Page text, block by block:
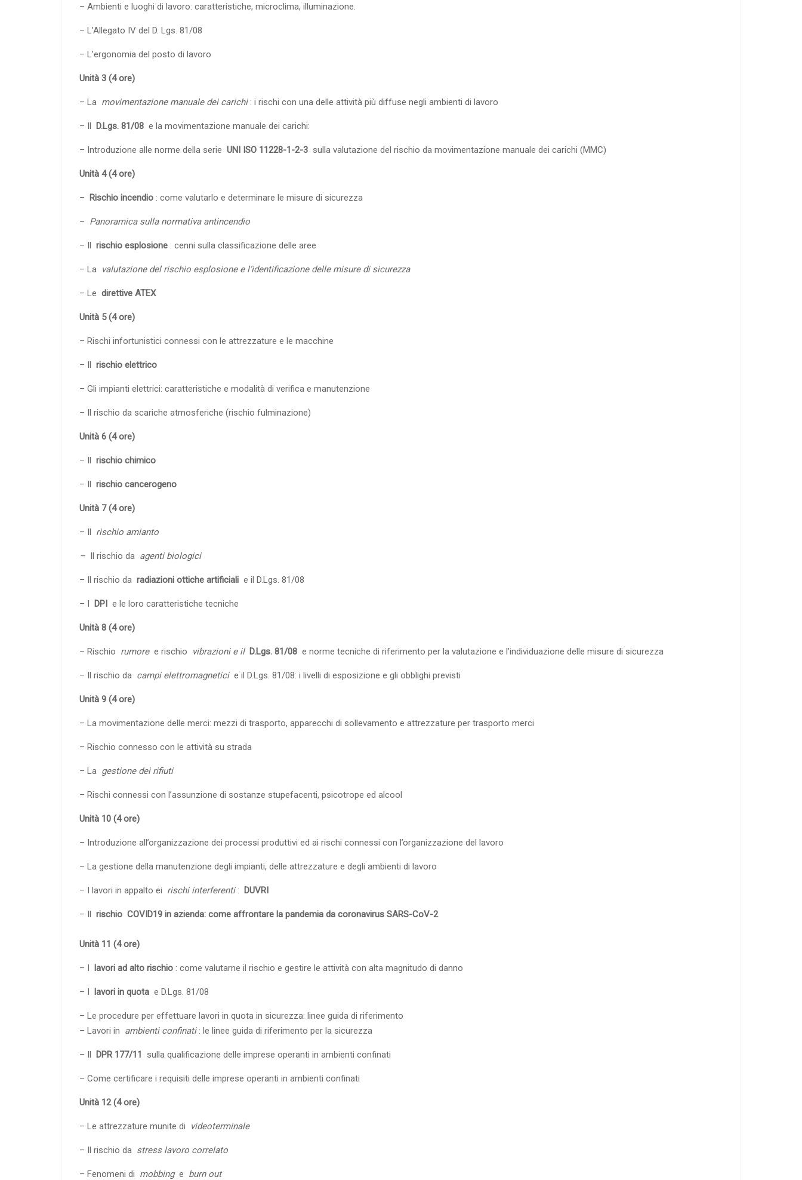
– Ambienti e luoghi di lavoro: caratteristiche, microclima, illuminazione.
– L’Allegato IV del D. Lgs. 81/08
– L’ergonomia del posto di lavoro
Unità 3 (4 ore)
– La movimentazione manuale dei carichi: i rischi con una delle attività più diffuse negli ambienti di lavoro
– Il D.Lgs. 81/08 e la movimentazione manuale dei carichi:
– Introduzione alle norme della serie UNI ISO 11228-1-2-3 sulla valutazione del rischio da movimentazione manuale dei carichi (MMC)
Unità 4 (4 ore)
– Rischio incendio : come valutarlo e determinare le misure di sicurezza
– Panoramica sulla normativa antincendio
– Il rischio esplosione : cenni sulla classificazione delle aree
– La valutazione del rischio esplosione e l’identificazione delle misure di sicurezza
– Le direttive ATEX
Unità 5 (4 ore)
– Rischi infortunistici connessi con le attrezzature e le macchine
– Il rischio elettrico
– Gli impianti elettrici: caratteristiche e modalità di verifica e manutenzione
– Il rischio da scariche atmosferiche (rischio fulminazione)
Unità 6 (4 ore)
– Il rischio chimico
– Il rischio cancerogeno
Unità 7 (4 ore)
– Il rischio amianto
– Il rischio da agenti biologici
– Il rischio da radiazioni ottiche artificiali e il D.Lgs. 81/08
– I DPI e le loro caratteristiche tecniche
Unità 8 (4 ore)
– Rischio rumoree rischio vibrazioni e il D.Lgs. 81/08 e norme tecniche di riferimento per la valutazione e l’individuazione delle misure di sicurezza
– Il rischio da campi elettromagneticie il D.Lgs. 81/08: i livelli di esposizione e gli obblighi previsti
Unità 9 (4 ore)
– La movimentazione delle merci: mezzi di trasporto, apparecchi di sollevamento e attrezzature per trasporto merci
– Rischio connesso con le attività su strada
– La gestione dei rifiuti
– Rischi connessi con l’assunzione di sostanze stupefacenti, psicotrope ed alcool
Unità 10 (4 ore)
– Introduzione all’organizzazione dei processi produttivi ed ai rischi connessi con l’organizzazione del lavoro
– La gestione della manutenzione degli impianti, delle attrezzature e degli ambienti di lavoro
– I lavori in appalto ei rischi interferenti: DUVRI
– Il rischio COVID19 in azienda: come affrontare la pandemia da coronavirus SARS-CoV-2
Unità 11 (4 ore)
– I lavori ad alto rischio : come valutarne il rischio e gestire le attività con alta magnitudo di danno
– I lavori in quota e D.Lgs. 81/08
– Le procedure per effettuare lavori in quota in sicurezza: linee guida di riferimento
– Lavori in ambienti confinati: le linee guida di riferimento per la sicurezza
– Il DPR 177/11 sulla qualificazione delle imprese operanti in ambienti confinati
– Come certificare i requisiti delle imprese operanti in ambienti confinati
Unità 12 (4 ore)
– Le attrezzature munite di videoterminale
– Il rischio da stress lavoro correlato
– Fenomeni di mobbinge burn out